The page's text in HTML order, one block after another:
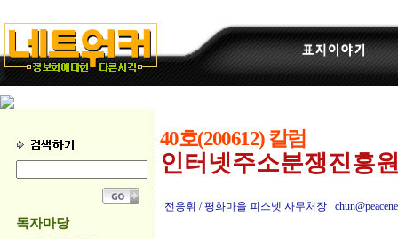
독자마당
40호(200612) 칼럼
인터넷주소분쟁진흥
전응휘 / 평화마을 피스넷 사무처장